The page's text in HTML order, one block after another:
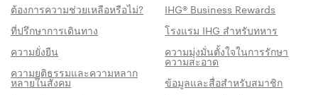
ต้องการความช่วยเหลือหรือไม่?
IHG® Business Rewards
ที่ปรึกษาการเดินทาง
โรงแรม IHG สำหรับทหาร
ความยั่งยืน
ความมุ่งมั่นตั้งใจในการรักษา
ความสะอาด
ความยุติธรรมและความหลาก
หลายในสังคม
ข้อมูลและสื่อสำหรับสมาชิก